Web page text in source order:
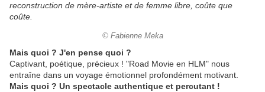
reconstruction de mère-artiste et de femme libre, coûte que
coûte.
© Fabienne Meka
Mais quoi ? J'en pense quoi ?
Captivant, poétique, précieux ! "Road Movie en HLM" nous
entraîne dans un voyage émotionnel profondément motivant.
Mais quoi ? Un spectacle authentique et percutant !